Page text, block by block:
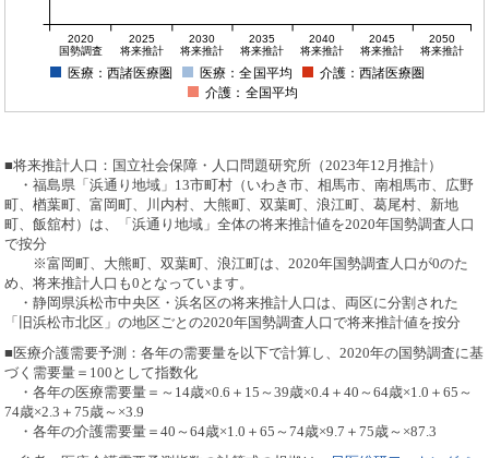
2020
国勢調査
2025
将来推計
2030
将来推計
2035
将来推計
2040
将来推計
2045
将来推計
2050
将来推計
医療：西諸医療圏 医療：全国平均
介護：西諸医療圏
介護：全国平均
■将来推計人口：国立社会保障・人口問題研究所（2023年12月推計）
・福島県「浜通り地域」13市町村（いわき市、相馬市、南相馬市、広野
町、楢葉町、富岡町、川内村、大熊町、双葉町、浪江町、葛尾村、新地
町、飯舘村）は、「浜通り地域」全体の将来推計値を2020年国勢調査人口
で按分
※富岡町、大熊町、双葉町、浪江町は、2020年国勢調査人口が0のた
め、将来推計人口も0となっています。
・静岡県浜松市中央区・浜名区の将来推計人口は、両区に分割された
「旧浜松市北区」の地区ごとの2020年国勢調査人口で将来推計値を按分
■医療介護需要予測：各年の需要量を以下で計算し、2020年の国勢調査に基
づく需要量＝100として指数化
・各年の医療需要量＝～14歳×0.6＋15～39歳×0.4＋40～64歳×1.0＋65～
74歳×2.3＋75歳～×3.9
・各年の介護需要量＝40～64歳×1.0＋65～74歳×9.7＋75歳～×87.3